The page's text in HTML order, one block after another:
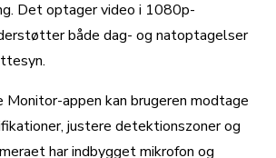
Det optager video i 1080p-
både dag- og natoptagelser
Monitor-appen kan brugeren modtage
justere detektionszoner og
har indbygget mikrofon og